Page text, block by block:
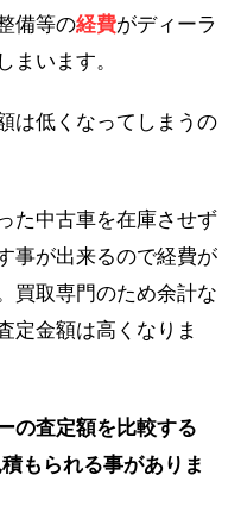
備等の経費がディーラ
まいます。
は低くなってしまうの
た中古車を在庫させず
事が出来るので経費が
買取専門のため余計な
定金額は高くなりま
の査定額を比較する
もられる事がありま